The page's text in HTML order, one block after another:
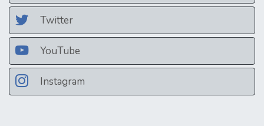
Twitter
YouTube
Instagram